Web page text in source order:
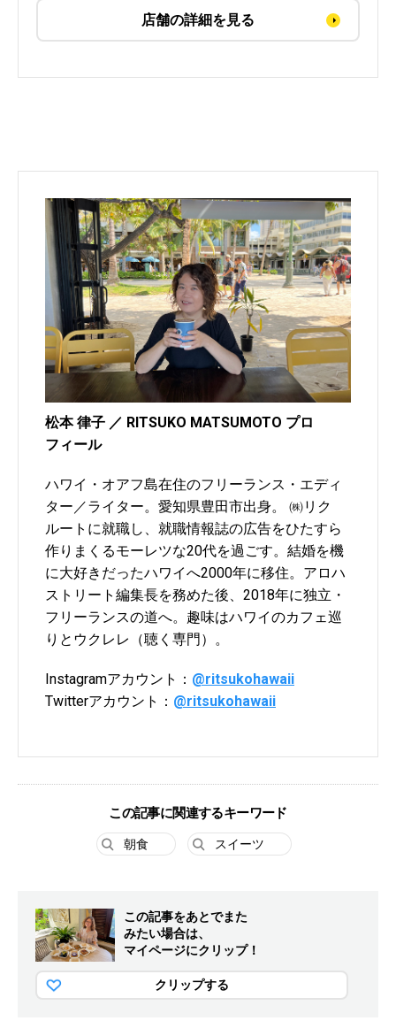
店舗の詳細を見る
松本 律子 ／ RITSUKO MATSUMOTO プロ
フィール
ハワイ・オアフ島在住のフリーランス・エディ
ター／ライター。愛知県豊田市出身。 ㈱リク
ルートに就職し、就職情報誌の広告をひたすら
作りまくるモーレツな20代を過ごす。結婚を機
に大好きだったハワイへ2000年に移住。アロハ
ストリート編集長を務めた後、2018年に独立・
フリーランスの道へ。趣味はハワイのカフェ巡
りとウクレレ（聴く専門）。
Instagramアカウント： @ritsukohawaii
Twitterアカウント： @ritsukohawaii
この記事に関連するキーワード
朝食 スイーツ
この記事をあとでまた
みたい場合は、
マイページにクリップ！
クリップする